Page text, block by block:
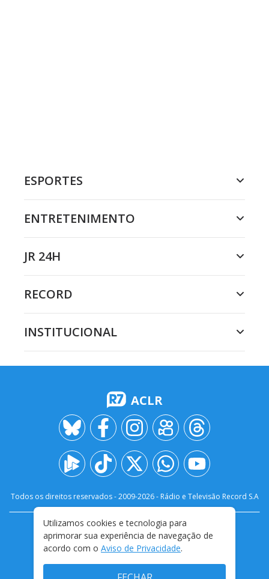
ESPORTES
ENTRETENIMENTO
JR 24H
RECORD
INSTITUCIONAL
ACLR
Todos os direitos reservados - 2009-2026- Rádio e Televisão Record S.A
FALE CONOSCO
PRIVACIDADE
TERMOS E CONDIÇÕES DE USO
Utilizamos cookies e tecnologia para
aprimorar sua experiência de navegação de
acordo com o Aviso de Privacidade.